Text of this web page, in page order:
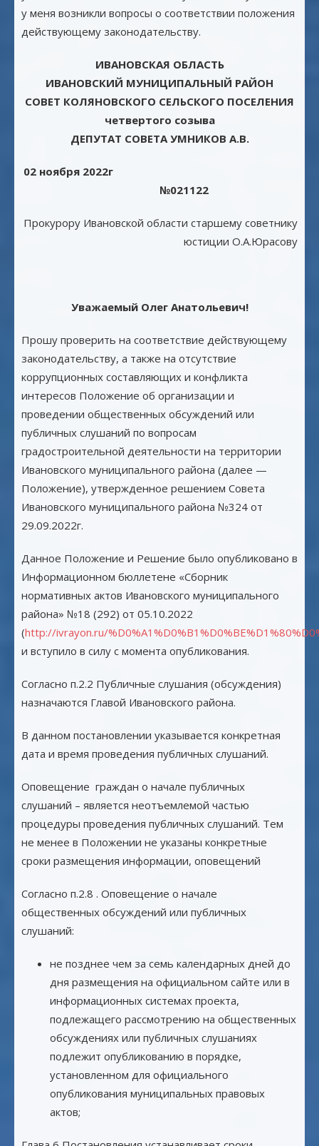
у меня возникли вопросы о соответствии положения
действующему законодательству.
ИВАНОВСКАЯ ОБЛАСТЬ
ИВАНОВСКИЙ МУНИЦИПАЛЬНЫЙ РАЙОН
СОВЕТ КОЛЯНОВСКОГО СЕЛЬСКОГО ПОСЕЛЕНИЯ
четвертого созыва
ДЕПУТАТ СОВЕТА УМНИКОВ А.В.
02 ноября 2022г
№021122
Прокурору Ивановской области старшему советнику
юстиции О.А.Юрасову
Уважаемый Олег Анатольевич!
Прошу проверить на соответствие действующему
законодательству, а также на отсутствие
коррупционных составляющих и конфликта
интересов Положение об организации и
проведении общественных обсуждений или
публичных слушаний по вопросам
градостроительной деятельности на территории
Ивановского муниципального района (далее —
Положение), утвержденное решением Совета
Ивановского муниципального района №324 от
29.09.2022г.
Данное Положение и Решение было опубликовано в
Информационном бюллетене «Сборник
нормативных актов Ивановского муниципального
района» №18 (292) от 05.10.2022
(http://ivrayon.ru/
и вступило в силу с момента опубликования.
Согласно п.2.2 Публичные слушания (обсуждения)
назначаются Главой Ивановского района.
В данном постановлении указывается конкретная
дата и время проведения публичных слушаний.
Оповещение граждан о начале публичных
слушаний – является неотъемлемой частью
процедуры проведения публичных слушаний. Тем
не менее в Положении не указаны конкретные
сроки размещения информации, оповещений
Согласно п.2.8 . Оповещение о начале
общественных обсуждений или публичных
слушаний:
не позднее чем за семь календарных дней до
дня размещения на официальном сайте или в
информационных системах проекта,
подлежащего рассмотрению на общественных
обсуждениях или публичных слушаниях
подлежит опубликованию в порядке,
установленном для официального
опубликования муниципальных правовых
актов;